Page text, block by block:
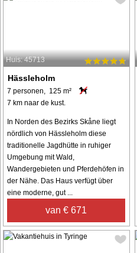
Huis: 45713
Hässleholm
7 personen, 125 m²
7 km naar de kust.
In Norden des Bezirks Skåne liegt
nördlich von Hässleholm diese
traditionelle Jagdhütte in ruhiger
Umgebung mit Wald,
Wandergebieten und Pferdehöfen in
der Nähe. Das Haus verfügt über
eine moderne, gut ...
van € 671